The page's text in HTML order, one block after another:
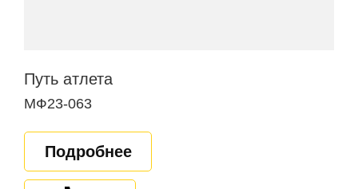
Путь атлета
МФ23-063
Подробнее